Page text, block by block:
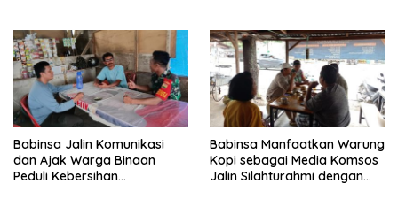
Babinsa Jalin Komunikasi
dan Ajak Warga Binaan
Peduli Kebersihan
Babinsa Manfaatkan Warung
Kopi sebagai Media Komsos
Jalin Silahturahmi dengan